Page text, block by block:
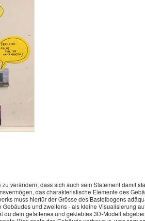
verändern, dass sich auch sein Statement damit
das charakteristische Elemente des
muss hierfür der Grösse des Bastelbogens
und zweitens - als kleine Visualisierung
du dein gefaltenes und geklebtes 3D-Modell